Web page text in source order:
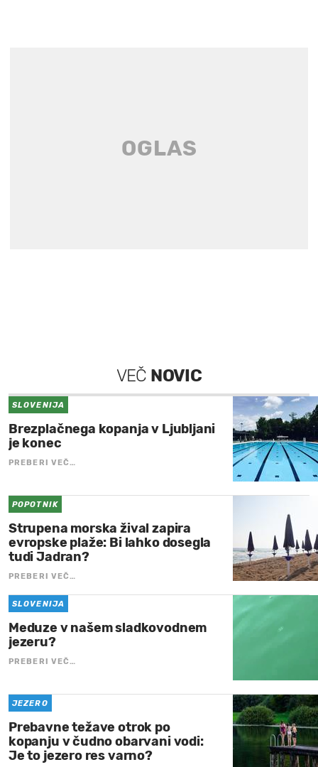
VEČ NOVIC
SLOVENIJA
Brezplačnega kopanja v Ljubljani
je konec
PREBERI VEČ…
POPOTNIK
Strupena morska žival zapira
evropske plaže: Bi lahko dosegla
tudi Jadran?
PREBERI VEČ…
SLOVENIJA
Meduze v našem sladkovodnem
jezeru?
PREBERI VEČ…
JEZERO
Prebavne težave otrok po
kopanju v čudno obarvani vodi:
Je to jezero res varno?